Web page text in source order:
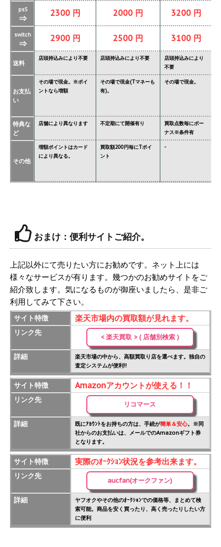
ps5
⇒ 2300 円 2000 円 3200 円
switch
⇒ 2900 円 2500 円 3100 円
送料
店頭持込みにより不要 店頭持込みにより不要
店頭持込みにより
不要
お支払
い
その場で現金。※ポイ
ントなら増額
その場で現金(Tマネーも
有)。
その場で現金。
特典な
ど
店舗により異なります 不定期にて開催有り
買取点数毎にボー
ナス※条件有
その他
増額ポイントはカード
により異なる。
買取額200円毎にTポイ
ント
-
おまけ：便利サイトご紹介。
上記以外にて売りたい方にお勧めです。ネット上には
様々なサービスが有ります。幾つかのお勧めサイトをご
紹介致します。気になるものが御座いましたら、是非ご
利用してみて下さい。
サイト特徴 楽天市場内の買取額が見れます。
リンク先
< 楽天買取 > ( 店舗別検索 )
詳細
楽天市場の中から、高額買取り店を選べます。独自の
査定システムが便利!!
サイト特徴 Amazonアカウントが使える！！
リンク先
リコマース
詳細 既にｱｶｳﾝﾄをお持ちの方は、手続が簡単＆安心。※同
社からのお支払いは、メールでのAmazonギフト券
となります。
サイト特徴 実際のｵｰｸｼｮﾝ状況を参考出来ます。
リンク先
aucfan(オークファン)
詳細
ヤフオクやその他のｵｰｸｼｮﾝでの価格等、まとめて検
索可能。商品を安く買ったり、高く売ったりしたい方
に便利